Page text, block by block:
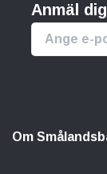
Anmäl
Om